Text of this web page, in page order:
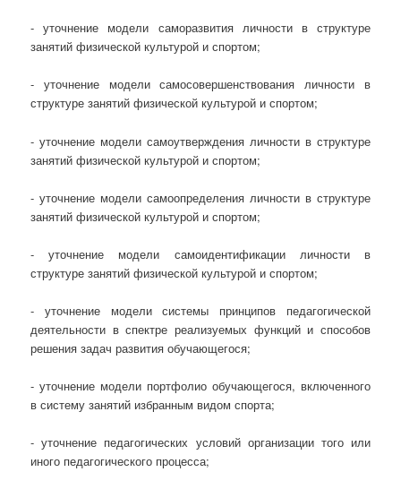
- уточнение модели саморазвития личности в структуре
занятий физической культурой и спортом;
- уточнение модели самосовершенствования личности в
структуре занятий физической культурой и спортом;
- уточнение модели самоутверждения личности в структуре
занятий физической культурой и спортом;
- уточнение модели самоопределения личности в структуре
занятий физической культурой и спортом;
- уточнение модели самоидентификации личности в
структуре занятий физической культурой и спортом;
- уточнение модели системы принципов педагогической
деятельности в спектре реализуемых функций и способов
решения задач развития обучающегося;
- уточнение модели портфолио обучающегося, включенного
в систему занятий избранным видом спорта;
- уточнение педагогических условий организации того или
иного педагогического процесса;